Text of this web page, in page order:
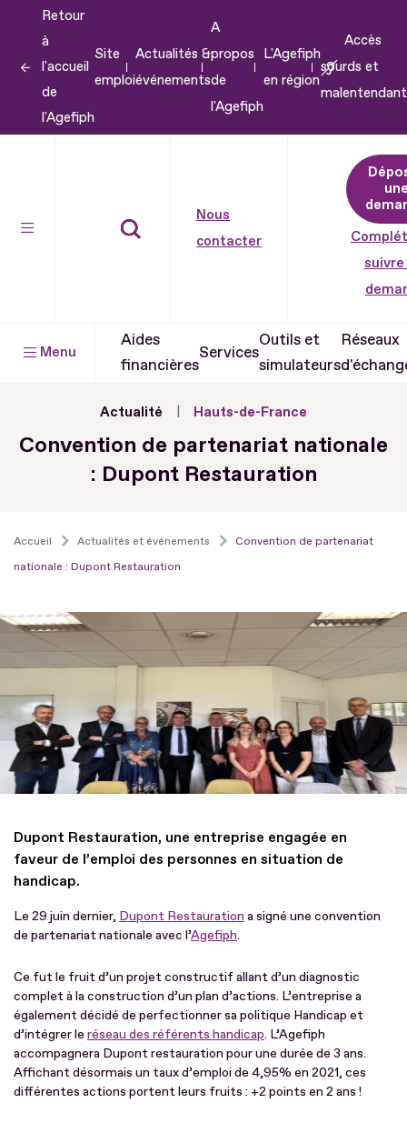
contenu
Retour
à
l'accueil
de
l'Agefiph
Site
emploi
Actualités &
événements
A
propos
de
l'Agefiph
L'Agefiph
en région
Accès
sourds et
Nous
contacter
suivre
Menu
Aides
financières
Services
Outils et
simulateurs
Réseaux
Actualité Hauts-de-France
Convention de partenariat nationale
: Dupont Restauration
Accueil Actualités et événements
Convention de partenariat
nationale : Dupont Restauration
Dupont Restauration, une entreprise engagée en
faveur de l’emploi des personnes en situation de
handicap.
Le 29 juin dernier, Dupont Restauration a signé une convention
de partenariat nationale avec l’Agefiph.
Ce fut le fruit d’un projet constructif allant d’un diagnostic
complet à la construction d’un plan d’actions. L’entreprise a
également décidé de perfectionner sa politique Handicap et
d’intégrer le réseau des référents handicap. L’Agefiph
accompagnera Dupont restauration pour une durée de 3 ans.
Affichant désormais un taux d’emploi de 4,95% en 2021, ces
différentes actions portent leurs fruits : +2 points en 2 ans !